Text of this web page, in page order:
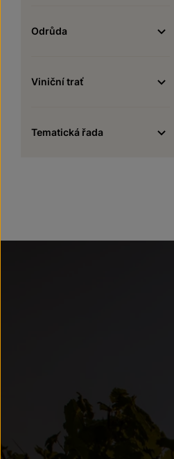
Odrůda
Viniční trať
Tematická řada